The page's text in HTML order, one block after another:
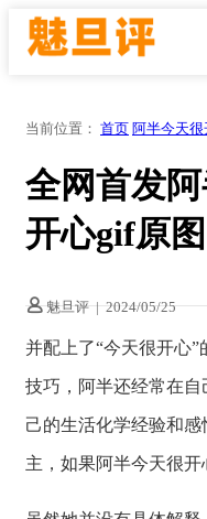
当前位置： 首页 阿半今天很
全网首发
开心gif原
魅旦评 | 2024/05/25
并配上了“今天很开心”
技巧，阿半还经常在
己的生活化学经验和感
主，如果阿半今天很开